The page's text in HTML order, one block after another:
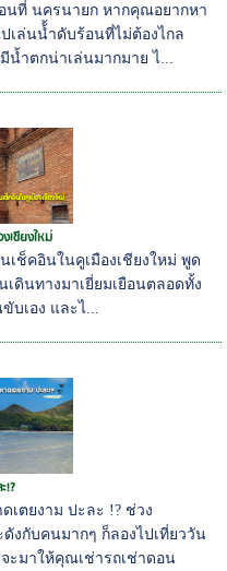
นที่ นครนายก หากคุณอยากหา
ปเล่นน้้ำดับร้อนที่ไม่ต้องไกล
น้ำตกน่าเล่นมากมาย ไ...
เชียงใหม่
เช็คอินในคูเมืองเชียงใหม่ พูด
ดินทางมาเยี่ยมเยือนตลอดทั้ง
บเอง และไ...
!?
เตยงาม ปะละ !? ช่วง
งกับคนมากๆ ก็ลองไปเที่ยววัน
ะมาให้คุณเช่ารถเช่าดอน